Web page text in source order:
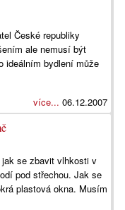
České republiky
ale nemusí být
ideálním bydlení může
více... 06.12.2007
se zbavit vlhkosti v
pod střechou. Jak se
plastová okna. Musím